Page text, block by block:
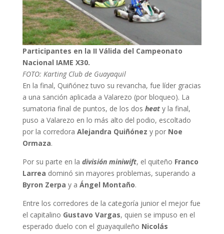
Participantes en la II Válida del Campeonato
Nacional IAME X30.
FOTO: Karting Club de Guayaquil
En la final, Quiñónez tuvo su revancha, fue líder gracias
a una sanción aplicada a Valarezo (por bloqueo). La
sumatoria final de puntos, de los dos heaty la final,
puso a Valarezo en lo más alto del podio, escoltado
por la corredora Alejandra Quiñónez y por Noe
Ormaza.
Por su parte en la división miniwift, el quiteño Franco
Larrea dominó sin mayores problemas, superando a
Byron Zerpa y a Ángel Montaño.
Entre los corredores de la categoría junior el mejor fue
el capitalino Gustavo Vargas, quien se impuso en el
esperado duelo con el guayaquileño Nicolás